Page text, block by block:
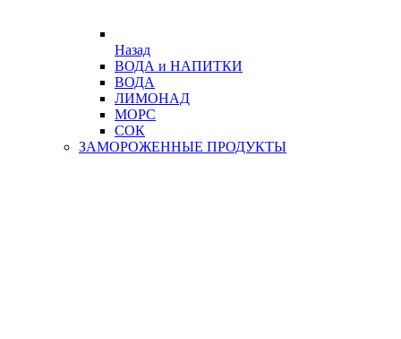
Назад
ВОДА и НАПИТКИ
ВОДА
ЛИМОНАД
МОРС
СОК
ЗАМОРОЖЕННЫЕ ПРОДУКТЫ